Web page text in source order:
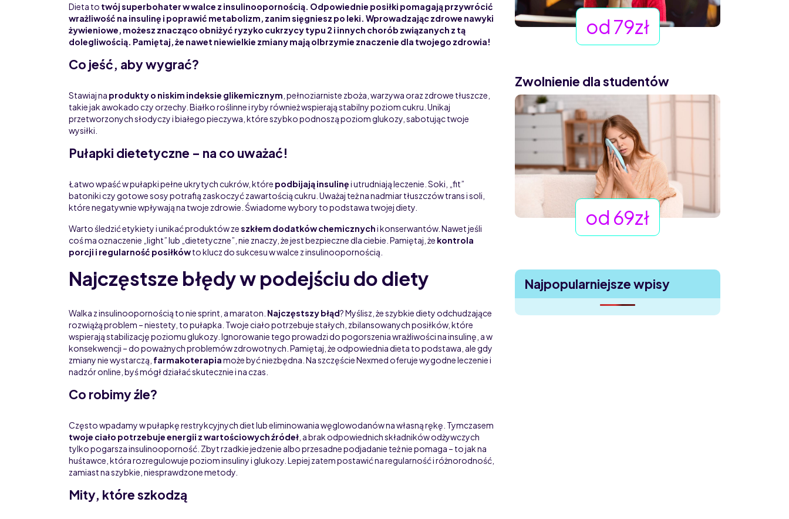
Dieta to twój superbohater w walce z insulinoopornością. Odpowiednie posiłki pomagają przywrócić
wrażliwość na insulinę i poprawić metabolizm, zanim sięgniesz po leki. Wprowadzając zdrowe nawyki
żywieniowe, możesz znacząco obniżyć ryzyko cukrzycy typu 2 i innych chorób związanych z tą
dolegliwością. Pamiętaj, że nawet niewielkie zmianymają olbrzymie znaczenie dla twojego zdrowia!
Co jeść, aby wygrać?
Stawiaj na produkty o niskim indeksie glikemicznym , pełnoziarniste zboża, warzywa oraz zdrowe tłuszcze,
takie jak awokado czy orzechy. Białko roślinne i ryby również wspierają stabilny poziom cukru. Unikaj
przetworzonych słodyczy i białego pieczywa, które szybko podnoszą poziom glukozy, sabotując twoje
wysiłki.
Pułapki dietetyczne – na co uważać!
Łatwo wpaść w pułapki pełne ukrytych cukrów, które podbijają insulinęi utrudniają leczenie. Soki, „fit”
batoniki czy gotowe sosy potrafią zaskoczyć zawartością cukru. Uważaj też na nadmiar tłuszczów trans i soli,
które negatywnie wpływają na twoje zdrowie. Świadome wybory to podstawa twojej diety.
Warto śledzić etykiety i unikać produktów zeszkłem dodatków chemicznychi konserwantów. Nawet jeśli
coś ma oznaczenie „light” lub „dietetyczne”, nie znaczy, że jest bezpieczne dla ciebie. Pamiętaj, że kontrola
porcji i regularność posiłkówto klucz do sukcesu w walce z insulinoopornością.
Najczęstsze błędy w podejściu do diety
Walka z insulinoopornością to nie sprint, a maraton. Najczęstszy błąd? Myślisz, że szybkie diety odchudzające
rozwiążą problem – niestety, to pułapka. Twoje ciało potrzebuje stałych, zbilansowanych posiłków, które
wspierają stabilizację poziomu glukozy. Ignorowanie tego prowadzi do pogorszenia wrażliwości na insulinę, a w
konsekwencji – do poważnych problemów zdrowotnych. Pamiętaj, że odpowiednia dieta to podstawa, ale gdy
zmiany nie wystarczą, farmakoterapiamoże być niezbędna. Na szczęście Nexmed oferuje wygodne leczenie i
nadzór online, byś mógł działać skutecznie i na czas.
Co robimy źle?
Często wpadamy w pułapkę restrykcyjnych diet lub eliminowania węglowodanów na własną rękę. Tymczasem
twoje ciało potrzebuje energii z wartościowych źródeł , a brak odpowiednich składników odżywczych
tylko pogarsza insulinooporność. Zbyt rzadkie jedzenie albo przesadne podjadanie też nie pomaga – to jak na
huśtawce, która rozregulowuje poziom insuliny i glukozy. Lepiej zatem postawić na regularność i różnorodność,
zamiast na szybkie, niesprawdzone metody.
Mity, które szkodzą
od 79zł
Zwolnienie dla studentów
od 69zł
Najpopularniejsze wpisy